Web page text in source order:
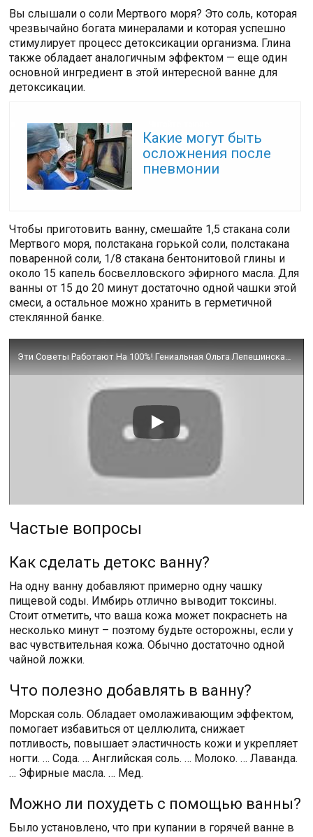
Вы слышали о соли Мертвого моря? Это соль, которая
чрезвычайно богата минералами и которая успешно
стимулирует процесс детоксикации организма. Глина
также обладает аналогичным эффектом — еще один
основной ингредиент в этой интересной ванне для
детоксикации.
Какие могут быть
осложнения после
пневмонии
Чтобы приготовить ванну, смешайте 1,5 стакана соли
Мертвого моря, полстакана горькой соли, полстакана
поваренной соли, 1/8 стакана бентонитовой глины и
около 15 капель босвелловского эфирного масла. Для
ванны от 15 до 20 минут достаточно одной чашки этой
смеси, а остальное можно хранить в герметичной
стеклянной банке.
Эти Советы Работают На 100%! Гениальная Ольга Лепешинская и Содовые Ванны
Частые вопросы
Как сделать детокс ванну?
На одну ванну добавляют примерно одну чашку
пищевой соды. Имбирь отлично выводит токсины.
Стоит отметить, что ваша кожа может покраснеть на
несколько минут – поэтому будьте осторожны, если у
вас чувствительная кожа. Обычно достаточно одной
чайной ложки.
Что полезно добавлять в ванну?
Морская соль. Обладает омолаживающим эффектом,
помогает избавиться от целлюлита, снижает
потливость, повышает эластичность кожи и укрепляет
ногти. … Сода. … Английская соль. … Молоко. … Лаванда.
… Эфирные масла. … Мед.
Можно ли похудеть с помощью ванны?
Было установлено, что при купании в горячей ванне в